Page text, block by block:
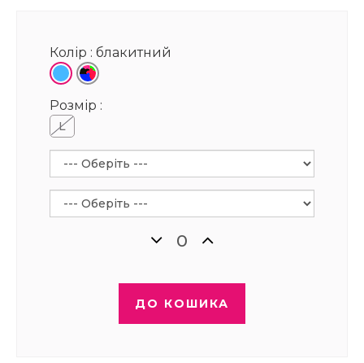
Колір : блакитний
Розмір :
L
ДО КОШИКА